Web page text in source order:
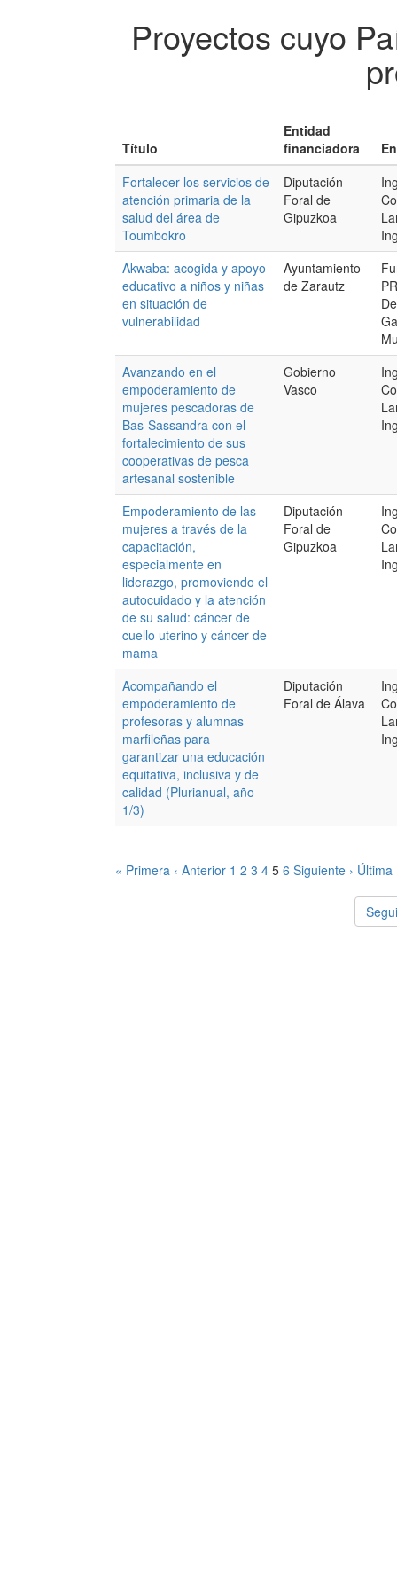
Proyectos cuyo
Título
Entidad
financiadora
Fortalecer los servicios de
atención primaria de la
salud del área de
Toumbokro
Diputación
Foral de
Gipuzkoa
Akwaba: acogida y apoyo
educativo a niños y niñas
en situación de
vulnerabilidad
Ayuntamiento
de Zarautz
Avanzando en el
empoderamiento de
mujeres pescadoras de
Bas-Sassandra con el
fortalecimiento de sus
cooperativas de pesca
artesanal sostenible
Gobierno
Vasco
Empoderamiento de las
mujeres a través de la
capacitación,
especialmente en
liderazgo, promoviendo el
autocuidado y la atención
de su salud: cáncer de
cuello uterino y cáncer de
mama
Diputación
Foral de
Gipuzkoa
Acompañando el
empoderamiento de
profesoras y alumnas
marfileñas para
garantizar una educación
equitativa, inclusiva y de
calidad (Plurianual, año
1/3)
Diputación
Foral de Álava
« Primera ‹ Anterior 1 2 3 4 5 6 Siguiente › Última